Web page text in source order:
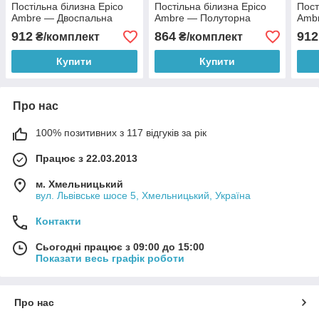
Постільна білизна Epico
Ambre — Двоспальна
912 ₴/комплект
Купити
Постільна білизна Epico
Ambre — Полуторна
864₴/комплект
Купити
912
Про нас
100% позитивних з 117 відгуків за рік
Працює з 22.03.2013
м. Хмельницький
вул. Львівське шосе 5, Хмельницький, Україна
Контакти
Сьогодні працює з 09:00 до 15:00
Показати весь графік роботи
Про нас